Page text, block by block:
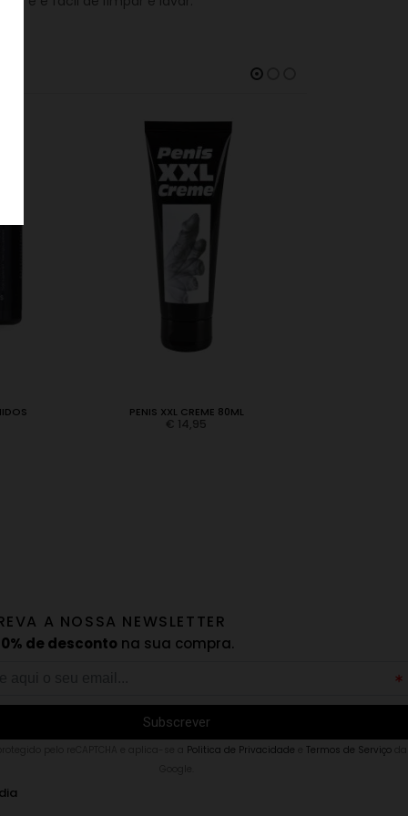
PENIS XXL CREME 80ML
€ 14,95
A NOSSA NEWSLETTER
de desconto na sua compra.
Politica de Privacidade Termos de Serviço